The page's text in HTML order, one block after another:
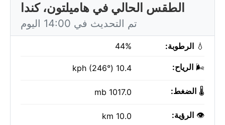
الطقس الحالي في هاميلتون، كندا
تم التحديث في 14:00 اليوم
💧 الرطوبة: 44%
🌬️ الرياح: 10.4 kph (246°)
🌡️ الضغط: 1017.0 mb
👁️ الرؤية: 10.0 km